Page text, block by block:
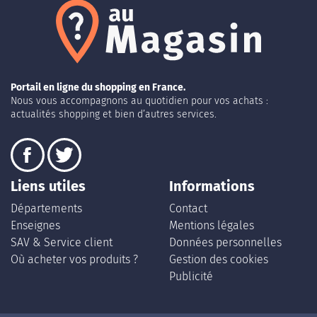
Portail en ligne du shopping en France.
Nous vous accompagnons au quotidien pour vos achats :
actualités shopping et bien d’autres services.
Liens utiles
Départements
Enseignes
SAV & Service client
Où acheter vos produits ?
Informations
Contact
Mentions légales
Données personnelles
Gestion des cookies
Publicité